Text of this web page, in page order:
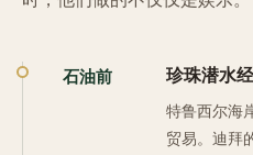
石油前 珍珠潜水
特鲁西尔海
贸易。迪拜